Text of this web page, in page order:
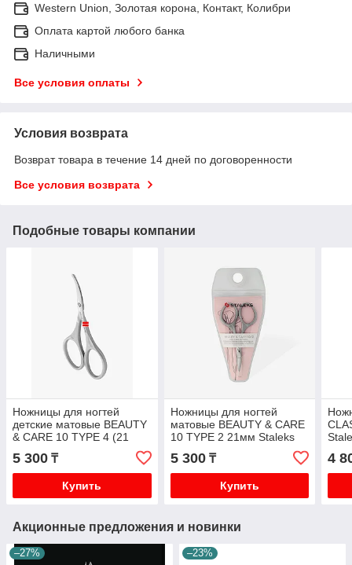
Western Union, Золотая корона, Контакт, Колибри
Оплата картой любого банка
Наличными
Все условия оплаты
Условия возврата
Возврат товара в течение 14 дней по договоренности
Все условия возврата
Подобные товары компании
Ножницы для ногтей
детские матовые BEAUTY
& CARE 10 TYPE 4 (21
5 300 ₸
Купить
Ножницы для ногтей
матовые BEAUTY & CARE
10 TYPE 2 21мм Staleks
5 300₸
Купить
4
Акционные предложения и новинки
–27% –23%